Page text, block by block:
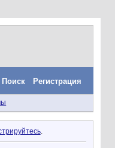
Поиск
Регистрация
.